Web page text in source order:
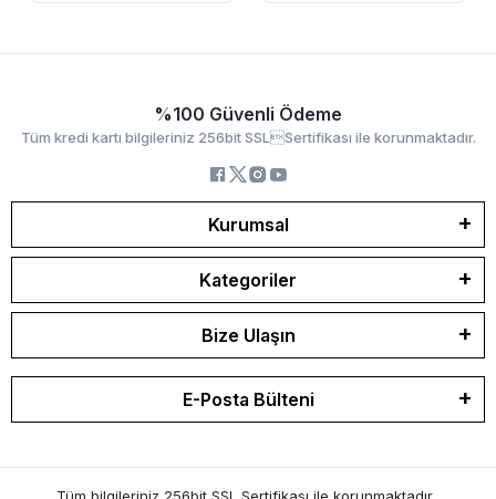
%100 Güvenli Ödeme
Tüm kredi kartı bilgileriniz 256bit SSLSertifikası ile korunmaktadır.
Kurumsal
Kategoriler
Bize Ulaşın
E-Posta Bülteni